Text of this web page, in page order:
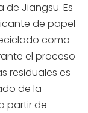
de Jiangsu. Es
de papel
como
el proceso
residuales es
de la
partir de